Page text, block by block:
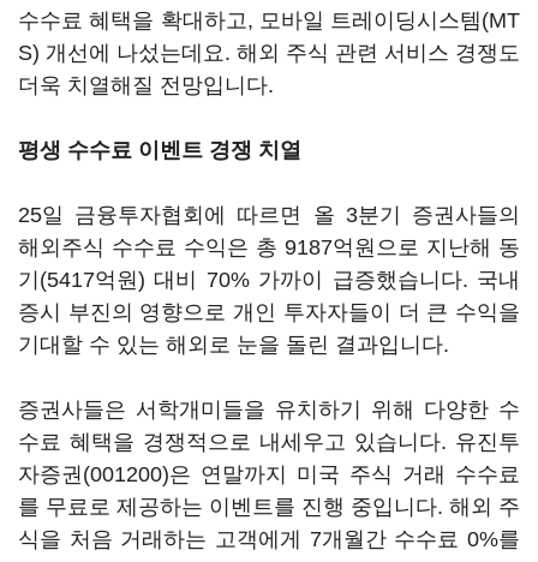
수수료 혜택을 확대하고, 모바일 트레이딩시스템(MT
S) 개선에 나섰는데요. 해외 주식 관련 서비스 경쟁도
더욱 치열해질 전망입니다.
평생 수수료 이벤트 경쟁 치열
25일 금융투자협회에 따르면 올 3분기 증권사들의
해외주식 수수료 수익은 총 9187억원으로 지난해 동
기(5417억원) 대비 70% 가까이 급증했습니다. 국내
증시 부진의 영향으로 개인 투자자들이 더 큰 수익을
기대할 수 있는 해외로 눈을 돌린 결과입니다.
증권사들은 서학개미들을 유치하기 위해 다양한 수
수료 혜택을 경쟁적으로 내세우고 있습니다. 유진투
자증권(001200)은 연말까지 미국 주식 거래 수수료
를 무료로 제공하는 이벤트를 진행 중입니다. 해외 주
식을 처음 거래하는 고객에게 7개월간 수수료 0%를